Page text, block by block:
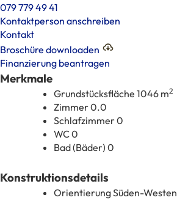
079 779 49 41
Kontaktperson anschreiben
Kontakt
Broschüre downloaden
Finanzierung beantragen
Merkmale
Grundstücksfläche 1046 m2
Zimmer0.0
Schlafzimmer0
WC0
Bad (Bäder) 0
Konstruktionsdetails
OrientierungSüden-Westen